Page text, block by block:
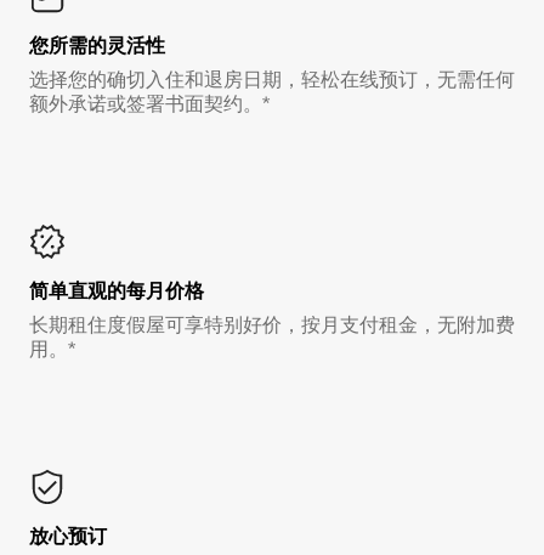
您所需的灵活性
选择您的确切入住和退房日期，轻松在线预订，无需任何
额外承诺或签署书面契约。*
简单直观的每月价格
长期租住度假屋可享特别好价，按月支付租金，无附加费
用。*
放心预订